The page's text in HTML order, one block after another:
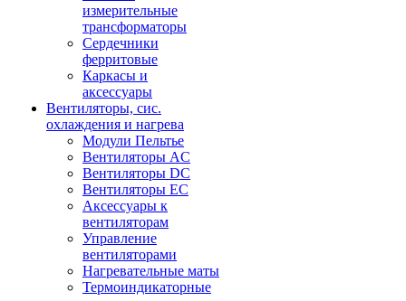
измерительные
трансформаторы
Сердечники
ферритовые
Каркасы и
аксессуары
Вентиляторы, сис.
охлаждения и нагрева
Модули Пельтье
Вентиляторы AC
Вентиляторы DC
Вентиляторы EC
Аксессуары к
вентиляторам
Управление
вентиляторами
Нагревательные маты
Термоиндикаторные